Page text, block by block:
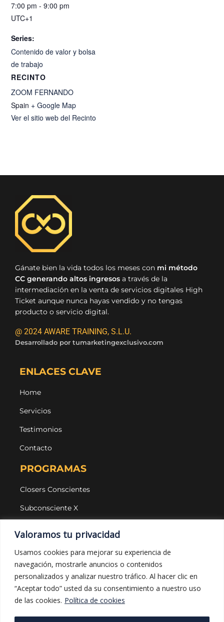
Valoramos tu privacidad
Usamos cookies para mejorar su experiencia de
navegación, mostrarle anuncios o contenidos
personalizados y analizar nuestro tráfico. Al hacer clic en
“Aceptar todo” usted da su consentimiento a nuestro uso
de las cookies. Política de cookies
7:00 pm - 9:00 pm
UTC+1
Series:
Contenido de valor y bolsa
de trabajo
RECINTO
ZOOM FERNANDO
Spain + Google Map
Ver el sitio web del Recinto
Gánate bien la vida todos los meses con mi método
CC generando altos ingresos a través de la
intermediación en la venta de servicios digitales High
Ticket aunque nunca hayas vendido y no tengas
producto o servicio digital.
@ 2024 AWARE TRAINING, S.L.U.
Desarrollado por tumarketingexclusivo.com
ENLACES CLAVE
Home
Servicios
Testimonios
Contacto
PROGRAMAS
Closers Conscientes
Subconsciente X
LEGAL Y PROTECCIÓN
Aviso legal
Política de privacidad
Política de cookies